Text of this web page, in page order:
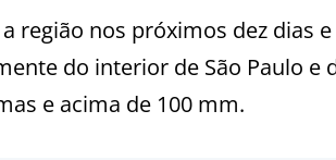
região nos próximos dez dias
do interior de São Paulo e
e acima de 100 mm.